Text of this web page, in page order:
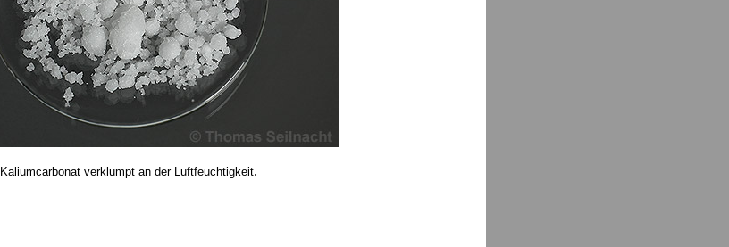
Kaliumcarbonat verklumpt an der Luftfeuchtigkeit.